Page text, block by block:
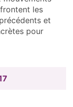
les
et
pour